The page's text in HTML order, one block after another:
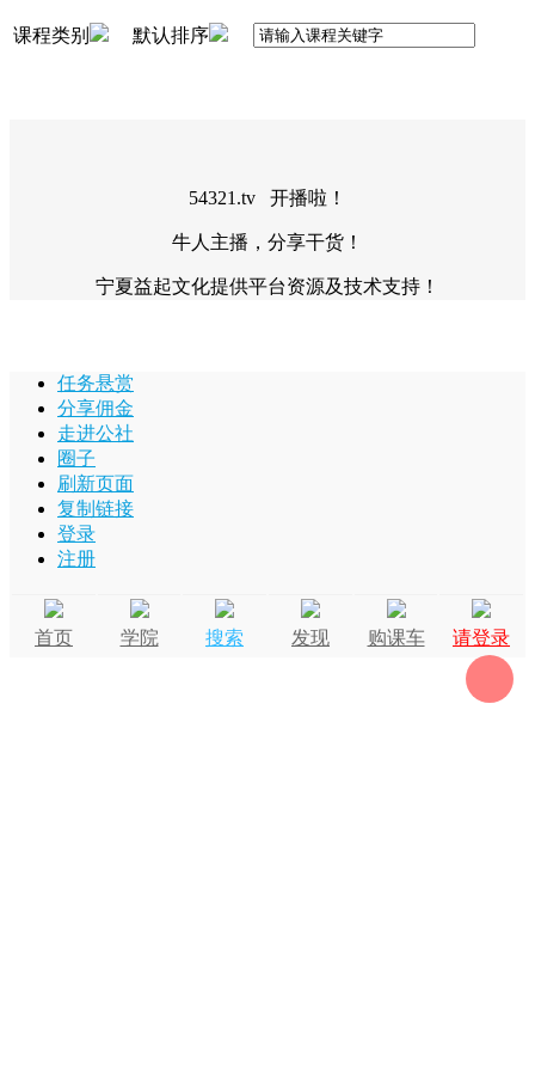
课程类别 默认排序
54321.tv 开播啦！
牛人主播，分享干货！
宁夏益起文化提供平台资源及技术支持！
任务悬赏
分享佣金
走进公社
圈子
刷新页面
复制链接
登录
注册
首页 学院 搜索 发现 购课车 请登录